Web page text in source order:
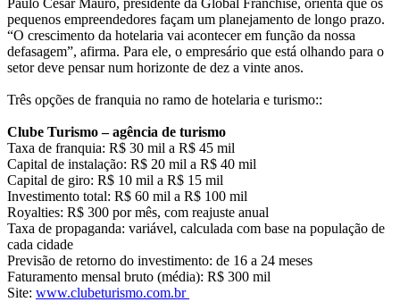
Paulo Cesar Mauro, presidente da Global Franchise, orienta que os
pequenos empreendedores façam um planejamento de longo prazo.
“O crescimento da hotelaria vai acontecer em função da nossa
defasagem”, afirma. Para ele, o empresário que está olhando para o
setor deve pensar num horizonte de dez a vinte anos.
Três opções de franquia no ramo de hotelaria e turismo::
Clube Turismo – agência de turismo
Taxa de franquia: R$ 30 mil a R$ 45 mil
Capital de instalação: R$ 20 mil a R$ 40 mil
Capital de giro: R$ 10 mil a R$ 15 mil
Investimento total: R$ 60 mil a R$ 100 mil
Royalties: R$ 300 por mês, com reajuste anual
Taxa de propaganda: variável, calculada com base na população de
cada cidade
Previsão de retorno do investimento: de 16 a 24 meses
Faturamento mensal bruto (média): R$ 300 mil
Site: www.clubeturismo.com.br